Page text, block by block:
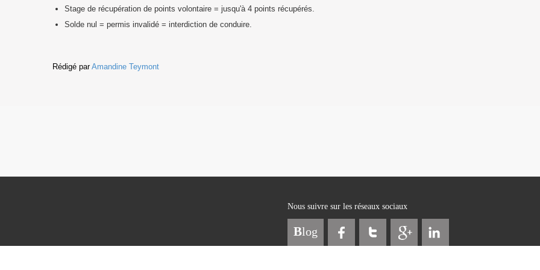
Stage de récupération de points volontaire = jusqu'à 4 points récupérés.
Solde nul = permis invalidé = interdiction de conduire.
Rédigé parAmandine Teymont
Nous suivre sur les réseaux sociaux
Blog